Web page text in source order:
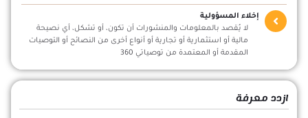
إخلاء المسؤولية
لا يُقصد بالمعلومات والمنشورات أن تكون، أو تشكل، أي نصيحة
مالية أو استثمارية أو تجارية أو أنواع أخرى من النصائح أو التوصيات
المقدمة أو المعتمدة من توصياتي 360
ازدد معرفة